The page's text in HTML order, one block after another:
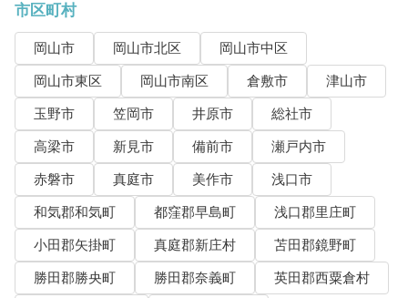
市区町村
岡山市 岡山市北区
岡山市中区
岡山市東区
岡山市南区 倉敷市
津山市
玉野市
笠岡市 井原市
総社市
高梁市
新見市 備前市
瀬戸内市
赤磐市
真庭市 美作市
浅口市
和気郡和気町
都窪郡早島町
浅口郡里庄町
小田郡矢掛町
真庭郡新庄村
苫田郡鏡野町
勝田郡勝央町
勝田郡奈義町
英田郡西粟倉村